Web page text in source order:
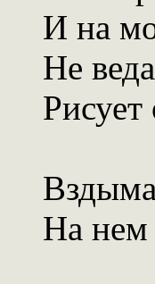
И на
Не
На